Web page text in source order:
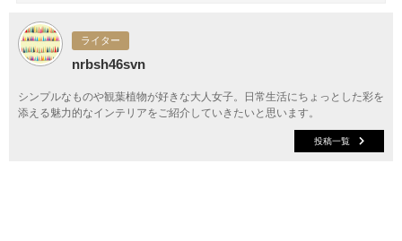
ライター
nrbsh46svn
シンプルなものや観葉植物が好きな大人女子。日常生活にちょっとした彩を
添える魅力的なインテリアをご紹介していきたいと思います。
投稿一覧